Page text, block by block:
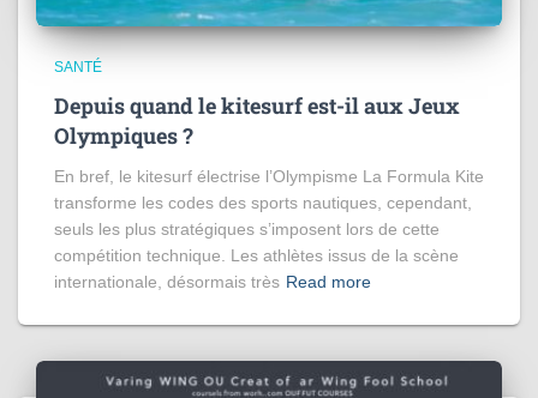
SANTÉ
Depuis quand le kitesurf est-il aux Jeux
Olympiques ?
En bref, le kitesurf électrise l’Olympisme La Formula Kite
transforme les codes des sports nautiques, cependant,
seuls les plus stratégiques s’imposent lors de cette
compétition technique. Les athlètes issus de la scène
internationale, désormais très Read more